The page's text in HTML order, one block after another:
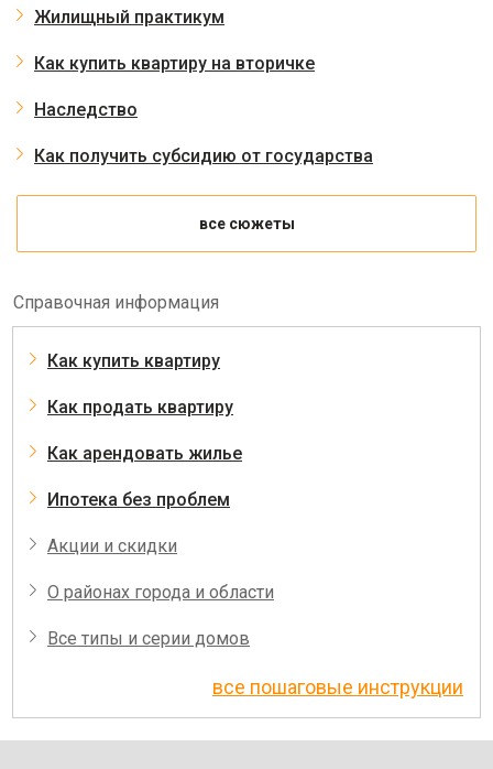
Жилищный практикум
Как купить квартиру на вторичке
Наследство
Как получить субсидию от государства
все сюжеты
Справочная информация
Как купить квартиру
Как продать квартиру
Как арендовать жилье
Ипотека без проблем
Акции и скидки
О районах города и области
Все типы и серии домов
все пошаговые инструкции